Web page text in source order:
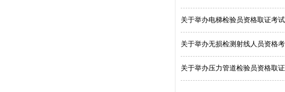
关于举办电梯检验员资格取证考
关于举办无损检测射线人员资格
关于举办压力管道检验员资格取